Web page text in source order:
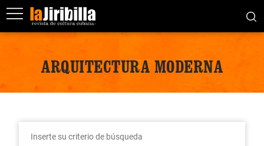
ARQUITECTURA MODERNA